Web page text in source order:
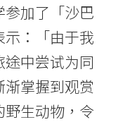
加了「沙巴
：「由于我
中尝试为同
掌握到观赏
生动物，令